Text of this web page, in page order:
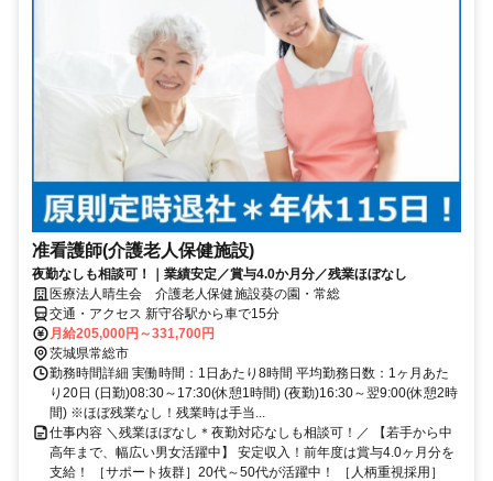
准看護師(介護老人保健施設)
夜勤なしも相談可！｜業績安定／賞与4.0か月分／残業ほぼなし
医療法人晴生会 介護老人保健施設葵の園・常総
交通・アクセス 新守谷駅から車で15分
月給205,000円～331,700円
茨城県常総市
勤務時間詳細 実働時間：1日あたり8時間 平均勤務日数：1ヶ月あた
り20日 (日勤)08:30～17:30(休憩1時間) (夜勤)16:30～翌9:00(休憩2時
間) ※ほぼ残業なし！残業時は手当...
仕事内容 ＼残業ほぼなし＊夜勤対応なしも相談可！／ 【若手から中
高年まで、幅広い男女活躍中】 安定収入！前年度は賞与4.0ヶ月分を
支給！ ［サポート抜群］20代～50代が活躍中！ ［人柄重視採用］